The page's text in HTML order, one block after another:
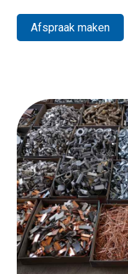
Afspraak maken